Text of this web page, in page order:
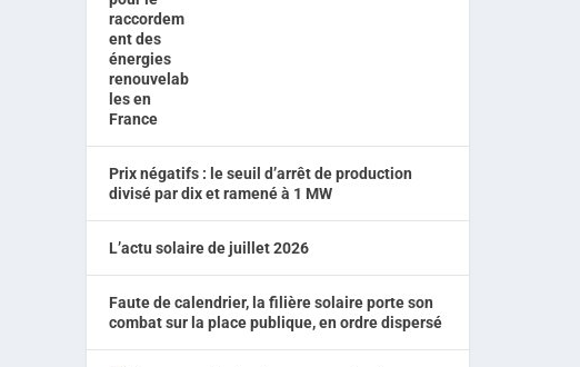
Prix négatifs : le seuil d’arrêt de production
divisé par dix et ramené à 1 MW
L’actu solaire de juillet 2026
Faute de calendrier, la filière solaire porte son
combat sur la place publique, en ordre dispersé